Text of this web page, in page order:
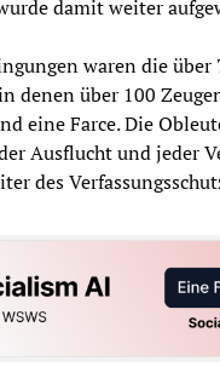
damit weiter
waren die über
denen über 100
eine Farce. Die
Ausflucht und jeder
des